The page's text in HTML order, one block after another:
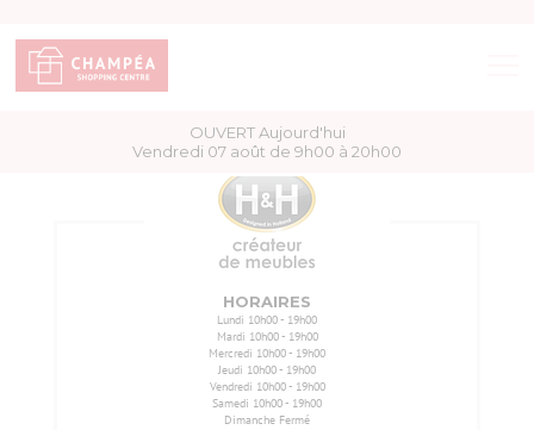
OUVERT Aujourd'hui
Vendredi 07 août de 9h00 à 20h00
HORAIRES
Lundi 10h00 - 19h00
Mardi 10h00 - 19h00
Mercredi 10h00 - 19h00
Jeudi 10h00 - 19h00
Vendredi 10h00 - 19h00
Samedi 10h00 - 19h00
Dimanche Fermé